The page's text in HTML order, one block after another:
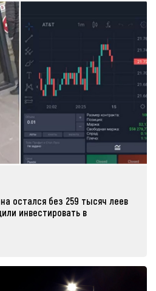
остался без 259 тысяч леев
инвестировать в